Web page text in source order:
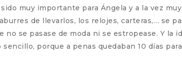
muy importante para Ángela y a la vez
de llevarlos, los relojes, carteras,… se
no se pasase de moda ni se estropease. Y
sencillo, porque a penas quedaban 10 días